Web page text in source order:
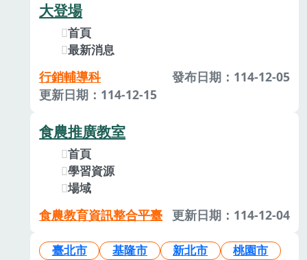
大登場
首頁
最新消息
行銷輔導科
發布日期：114-12-05
更新日期：114-12-15
食農推廣教室
首頁
學習資源
場域
食農教育資訊整合平臺 更新日期：114-12-04
臺北市 基隆市 新北市
桃園市